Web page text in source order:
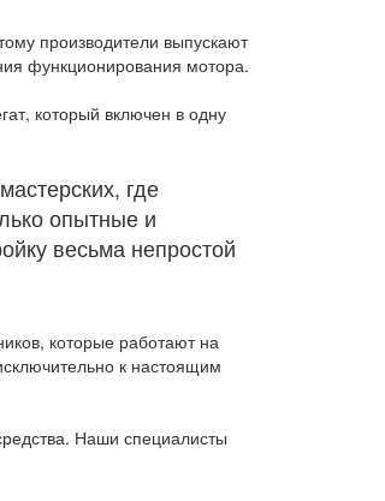
31250
12500
15625
3750
1250
2500
производители выпускают
функционирования мотора.
который включен в одну
где
опытные и
весьма непростой
которые работают на
к настоящим
Наши специалисты